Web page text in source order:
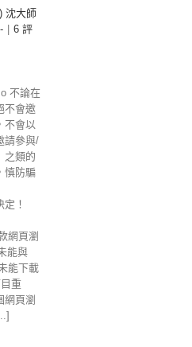
沈大師
6 評
不論在
不會邀
不會以
請參與/
之類的
慎防騙
！
網頁瀏
能與
能下載
重
網頁瀏